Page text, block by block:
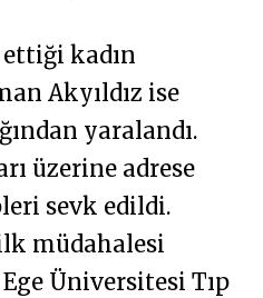
kadın
Akyıldız ise
yaralandı.
üzerine adrese
sevk edildi.
müdahalesi
Üniversitesi Tıp